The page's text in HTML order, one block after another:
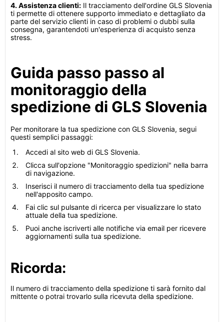
4. Assistenza clienti: Il tracciamento dell'ordine GLS Slovenia
ti permette di ottenere supporto immediato e dettagliato da
parte del servizio clienti in caso di problemi o dubbi sulla
consegna, garantendoti un'esperienza di acquisto senza
stress.
Guida passo passo al
monitoraggio della
spedizione di GLS Slovenia
Per monitorare la tua spedizione con GLS Slovenia, segui
questi semplici passaggi:
Accedi al sito web di GLS Slovenia.
Clicca sull'opzione "Monitoraggio spedizioni" nella barra
di navigazione.
Inserisci il numero di tracciamento della tua spedizione
nell'apposito campo.
Fai clic sul pulsante di ricerca per visualizzare lo stato
attuale della tua spedizione.
Puoi anche iscriverti alle notifiche via email per ricevere
aggiornamenti sulla tua spedizione.
Ricorda:
Il numero di tracciamento della spedizione ti sarà fornito dal
mittente o potrai trovarlo sulla ricevuta della spedizione.